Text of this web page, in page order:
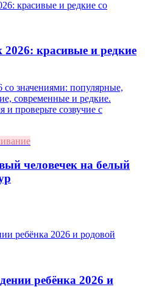
2026: красивые и редкие
со значениями: популярные,
современные и редкие.
и проверьте созвучие с
человечек на белый
ребёнка 2026 и